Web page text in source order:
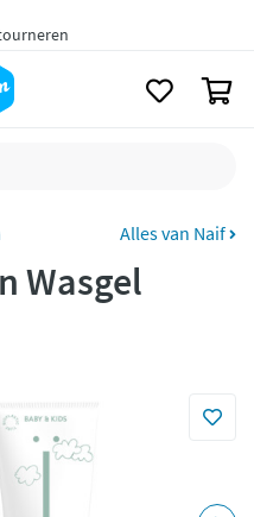
vanaf 35,- *
Klarna
Alles van Naif
Wasgel